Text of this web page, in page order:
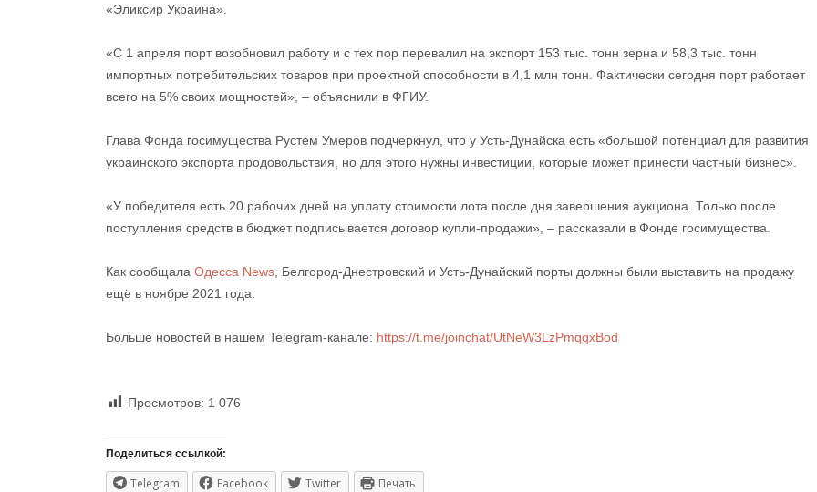
«Эликсир Украина».
«С 1 апреля порт возобновил работу и с тех пор перевалил на экспорт 153 тыс. тонн зерна и 58,3 тыс. тонн
импортных потребительских товаров при проектной способности в 4,1 млн тонн. Фактически сегодня порт работает
всего на 5% своих мощностей», – объяснили в ФГИУ.
Глава Фонда госимущества Рустем Умеров подчеркнул, что у Усть-Дунайска есть «большой потенциал для развития
украинского экспорта продовольствия, но для этого нужны инвестиции, которые может принести частный бизнес».
«У победителя есть 20 рабочих дней на уплату стоимости лота после дня завершения аукциона. Только после
поступления средств в бюджет подписывается договор купли-продажи», – рассказали в Фонде госимущества.
Как сообщала Одесса News , Белгород-Днестровский и Усть-Дунайский порты должны были выставить на продажу
ещё в ноябре 2021 года.
Больше новостей в нашем Telegram-канале: https://t.me/joinchat/UtNeW3LzPmqqxBod
Просмотров: 1 076
Поделиться ссылкой:
Telegram Facebook Twitter Печать